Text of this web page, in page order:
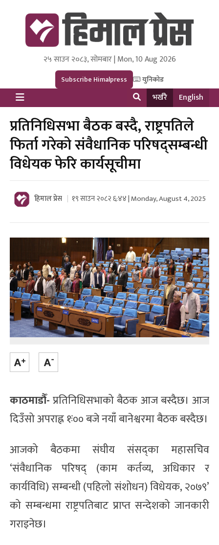
Himal Press
Dot NewsyNepal Media and Research Pvt Ltd.
२५ साउन २०८३, सोमबार | Mon, 10 Aug 2026
Subscribe Himalpress युनिकोड
भर्खरै English
प्रतिनिधिसभा बैठक बस्दै, राष्ट्रपतिले
फिर्ता गरेको संवैधानिक परिषद्सम्बन्धी
विधेयक फेरि कार्यसूचीमा
हिमाल प्रेस १९ साउन २०८२ ६:४४ | Monday, August 4, 2025
काठमाडौँ-प्रतिनिधिसभाको बैठक आज बस्दैछ। आज
दिउँसो अपराह्न १ः०० बजे नयाँ बानेश्वरमा बैठक बस्दैछ।
आजको बैठकमा संघीय संसद्का महासचिव
‘संवैधानिक परिषद् (काम कर्तव्य, अधिकार र
कार्यविधि) सम्बन्धी (पहिलो संशोधन) विधेयक, २०७९’
को सम्बन्धमा राष्ट्रपतिबाट प्राप्त सन्देशको जानकारी
गराइनेछ।